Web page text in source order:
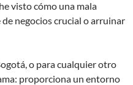
visto cómo una mala
negocios crucial o arruinar
o para cualquier otro
proporciona un entorno